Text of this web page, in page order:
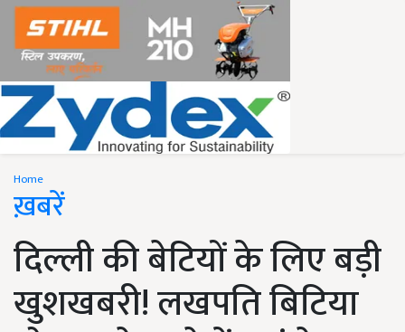
Home
ख़बरें
दिल्ली की बेटियों के लिए बड़ी
खुशखबरी! लखपति बिटिया